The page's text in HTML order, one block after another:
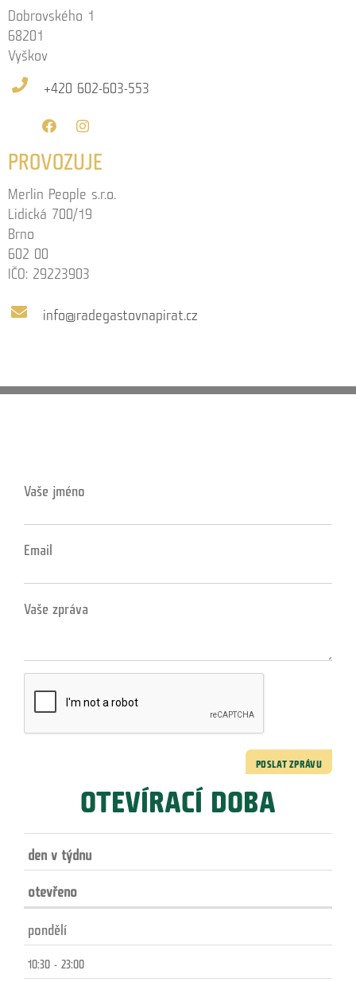
Dobrovského 1
68201
Vyškov
+420 602-603-553
PROVOZUJE
Merlin People s.r.o.
Lidická 700/19
Brno
602 00
IČO: 29223903
info@radegastovnapirat.cz
Vaše jméno
Email
Vaše zpráva
POSLAT ZPRÁVU
OTEVÍRACÍ DOBA
den v týdnu
otevřeno
pondělí
10:30 - 23:00